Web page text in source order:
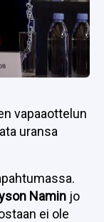
vapaaottelun
uransa
Namin jo
ei ole